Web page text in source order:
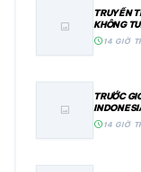
image
TRUYỀN
KHÔNG
schedule14 GIỜ
image
TRƯỚC
schedule14 GIỜ